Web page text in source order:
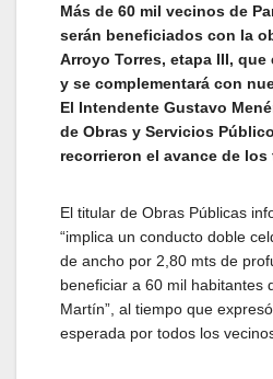
Más de 60 mil vecinos de
serán beneficiados con la
Arroyo Torres, etapa III,
y se complementará con
El Intendente Gustavo
de Obras y Servicios
recorrieron el avance de los
El titular de Obras Públicas
“implica un conducto doble
de ancho por 2,80 mts de
beneficiar a 60 mil habitantes
Martín”, al tiempo que
esperada por todos los